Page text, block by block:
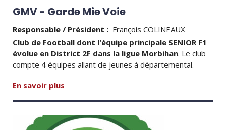
GMV - Garde Mie Voie
Responsable / Président : François COLINEAUX
Club de Football dont l'équipe principale SENIOR F1
évolue en District 2F dans la ligue Morbihan. Le club
compte 4 équipes allant de jeunes à départemental.
En savoir plus